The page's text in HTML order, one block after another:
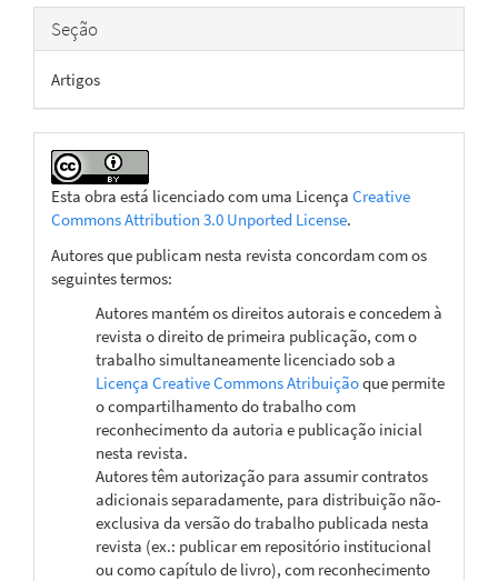
Seção
Artigos
Esta obra está licenciado com uma Licença Creative
Commons Attribution 3.0 Unported License.
Autores que publicam nesta revista concordam com os
seguintes termos:
Autores mantém os direitos autorais e concedem à
revista o direito de primeira publicação, com o
trabalho simultaneamente licenciado sob a
Licença Creative Commons Atribuiçãoque permite
o compartilhamento do trabalho com
reconhecimento da autoria e publicação inicial
nesta revista.
Autores têm autorização para assumir contratos
adicionais separadamente, para distribuição não-
exclusiva da versão do trabalho publicada nesta
revista (ex.: publicar em repositório institucional
ou como capítulo de livro), com reconhecimento